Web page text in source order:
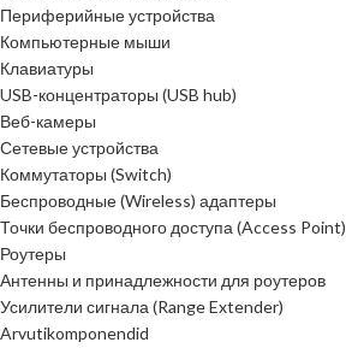
Периферийные устройства
Компьютерные мыши
Клавиатуры
USB-концентраторы (USB hub)
Веб-камеры
Сетевые устройства
Коммутаторы (Switch)
Беспроводные (Wireless) адаптеры
Точки беспроводного доступа (Access Point)
Роутеры
Антенны и принадлежности для роутеров
Усилители сигнала (Range Extender)
Arvutikomponendid